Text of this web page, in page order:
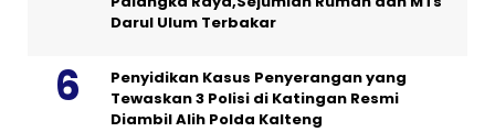
Darul Ulum Terbakar
Penyidikan Kasus Penyerangan yang
Tewaskan 3 Polisi di Katingan Resmi
Diambil Alih Polda Kalteng